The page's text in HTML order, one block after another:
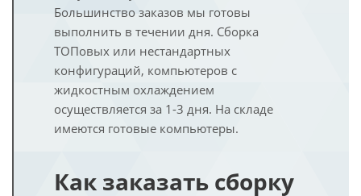
Большинство заказов мы готовы
выполнить в течении дня. Сборка
ТОПовых или нестандартных
конфигураций, компьютеров с
жидкостным охлаждением
осуществляется за 1-3 дня. На складе
имеются готовые компьютеры.
Как заказать сборку